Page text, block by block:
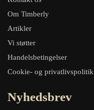
Om Timberly
Artikler
Vi støtter
Handelsbetingelser
Cookie- og privatlivspolitik
Nyhedsbrev